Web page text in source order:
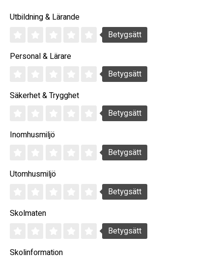
Utbildning & Lärande
Betygsätt
Personal & Lärare
Betygsätt
Säkerhet & Trygghet
Betygsätt
Inomhusmiljö
Betygsätt
Utomhusmiljö
Betygsätt
Skolmaten
Betygsätt
Skolinformation